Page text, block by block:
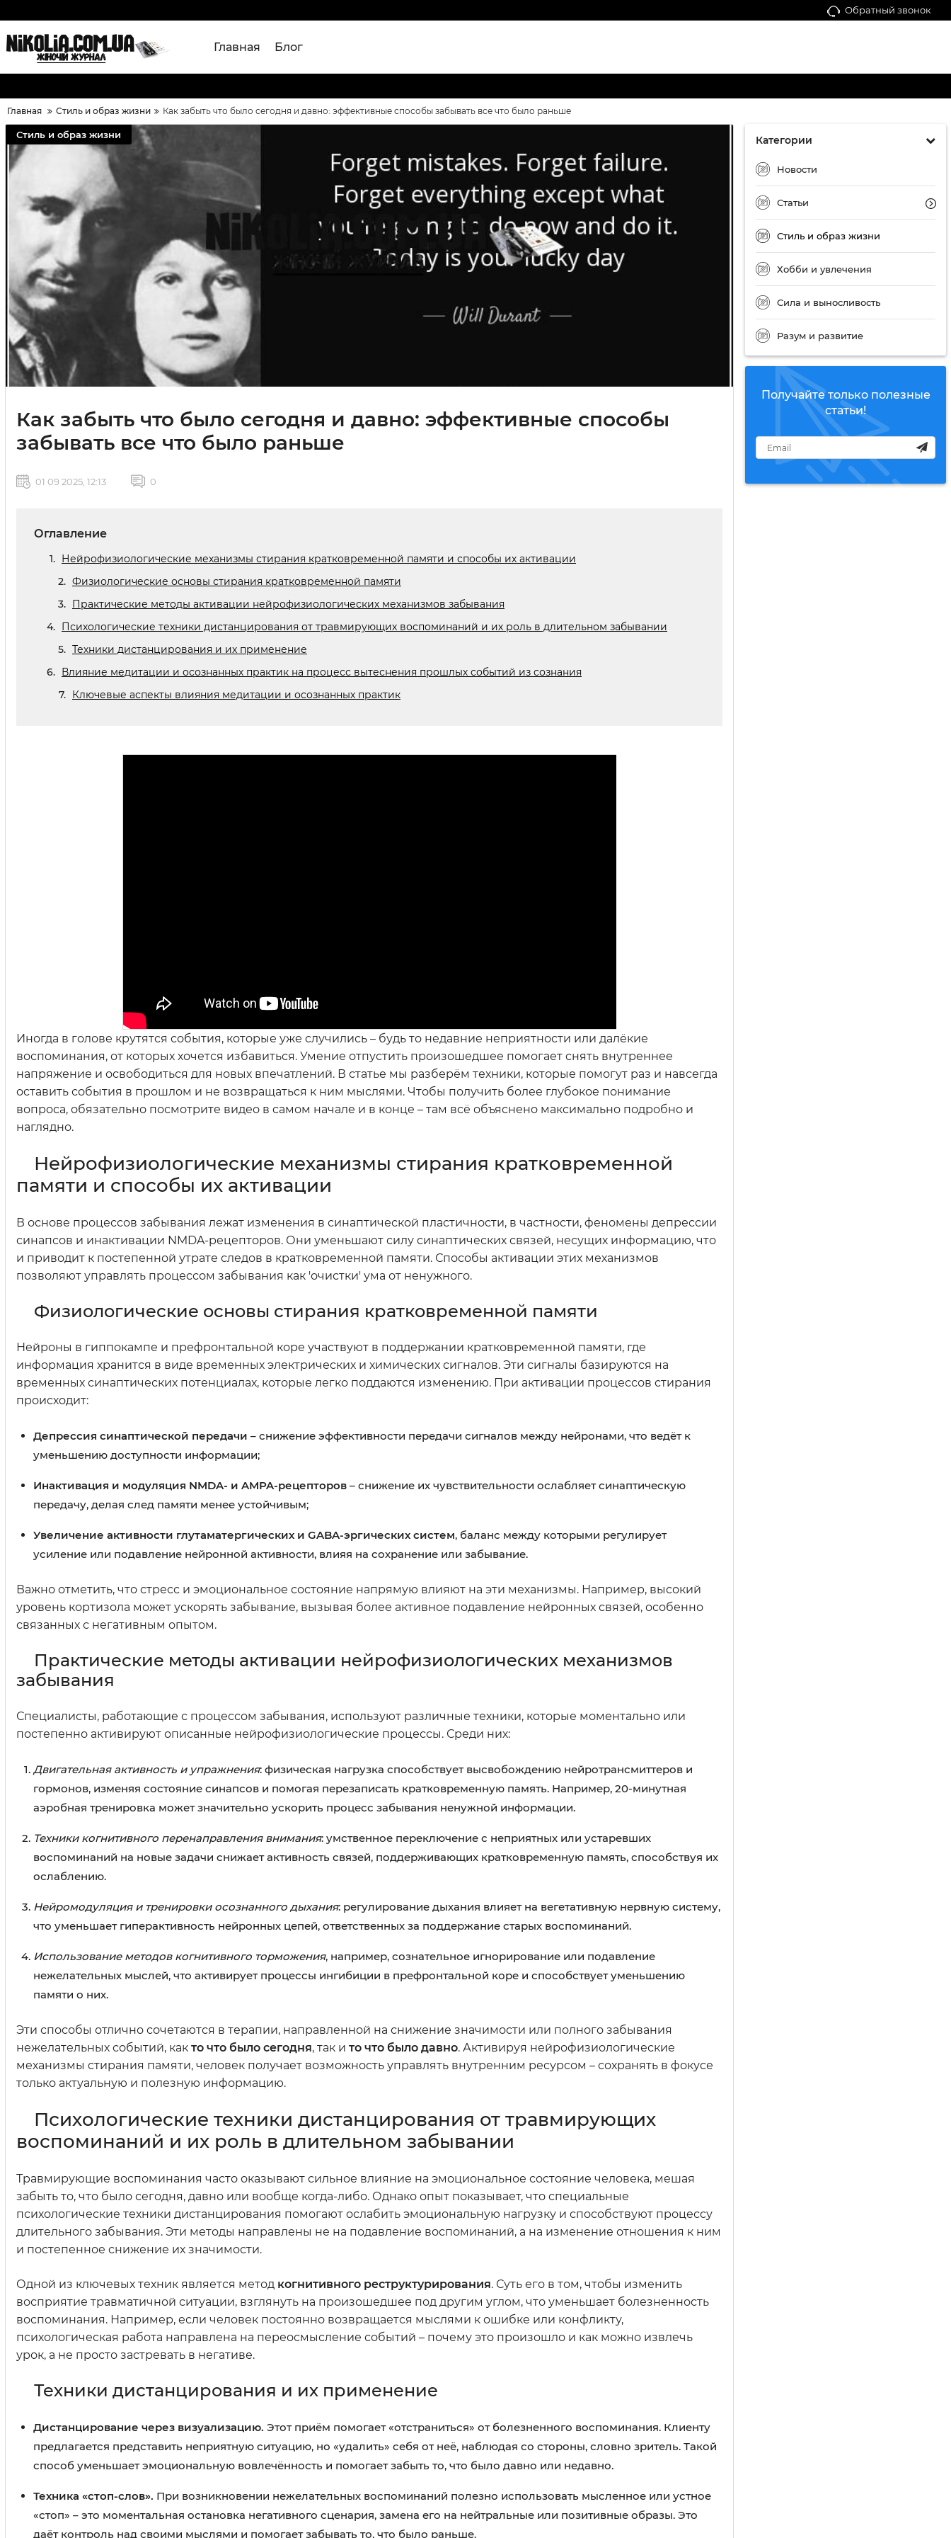
Обратный звонок
Главная Блог
Главная Стиль и образ жизни Как забыть что было сегодня и давно: эффективные способы забывать все что было раньше
Категории
Новости
Статьи
Стиль и образ жизни
Хобби и увлечения
Сила и выносливость
Разум и развитие
Получайте только полезные
статьи!
Стиль и образ жизни
Как забыть что было сегодня и давно: эффективные способы
забывать все что было раньше
01 09 2025, 12:13 0
Оглавление
Нейрофизиологические механизмы стирания кратковременной памяти и способы их активации
Физиологические основы стирания кратковременной памяти
Практические методы активации нейрофизиологических механизмов забывания
Психологические техники дистанцирования от травмирующих воспоминаний и их роль в длительном забывании
Техники дистанцирования и их применение
Влияние медитации и осознанных практик на процесс вытеснения прошлых событий из сознания
Ключевые аспекты влияния медитации и осознанных практик
Иногда в голове крутятся события, которые уже случились – будь то недавние неприятности или далёкие
воспоминания, от которых хочется избавиться. Умение отпустить произошедшее помогает снять внутреннее
напряжение и освободиться для новых впечатлений. В статье мы разберём техники, которые помогут раз и навсегда
оставить события в прошлом и не возвращаться к ним мыслями. Чтобы получить более глубокое понимание
вопроса, обязательно посмотрите видео в самом начале и в конце – там всё объяснено максимально подробно и
наглядно.
Нейрофизиологические механизмы стирания кратковременной
памяти и способы их активации
В основе процессов забывания лежат изменения в синаптической пластичности, в частности, феномены депрессии
синапсов и инактивации NMDA-рецепторов. Они уменьшают силу синаптических связей, несущих информацию, что
и приводит к постепенной утрате следов в кратковременной памяти. Способы активации этих механизмов
позволяют управлять процессом забывания как 'очистки' ума от ненужного.
Физиологические основы стирания кратковременной памяти
Нейроны в гиппокампе и префронтальной коре участвуют в поддержании кратковременной памяти, где
информация хранится в виде временных электрических и химических сигналов. Эти сигналы базируются на
временных синаптических потенциалах, которые легко поддаются изменению. При активации процессов стирания
происходит:
Депрессия синаптической передачи – снижение эффективности передачи сигналов между нейронами, что ведёт к
уменьшению доступности информации;
Инактивация и модуляция NMDA- и AMPA-рецепторов – снижение их чувствительности ослабляет синаптическую
передачу, делая след памяти менее устойчивым;
Увеличение активности глутаматергических и GABA-эргических систем, баланс между которыми регулирует
усиление или подавление нейронной активности, влияя на сохранение или забывание.
Важно отметить, что стресс и эмоциональное состояние напрямую влияют на эти механизмы. Например, высокий
уровень кортизола может ускорять забывание, вызывая более активное подавление нейронных связей, особенно
связанных с негативным опытом.
Практические методы активации нейрофизиологических механизмов
забывания
Специалисты, работающие с процессом забывания, используют различные техники, которые моментально или
постепенно активируют описанные нейрофизиологические процессы. Среди них:
Двигательная активность и упражнения: физическая нагрузка способствует высвобождению нейротрансмиттеров и
гормонов, изменяя состояние синапсов и помогая перезаписать кратковременную память. Например, 20-минутная
аэробная тренировка может значительно ускорить процесс забывания ненужной информации.
Техники когнитивного перенаправления внимания: умственное переключение с неприятных или устаревших
воспоминаний на новые задачи снижает активность связей, поддерживающих кратковременную память, способствуя их
ослаблению.
Нейромодуляция и тренировки осознанного дыхания: регулирование дыхания влияет на вегетативную нервную систему,
что уменьшает гиперактивность нейронных цепей, ответственных за поддержание старых воспоминаний.
Использование методов когнитивного торможения, например, сознательное игнорирование или подавление
нежелательных мыслей, что активирует процессы ингибиции в префронтальной коре и способствует уменьшению
памяти о них.
Эти способы отлично сочетаются в терапии, направленной на снижение значимости или полного забывания
нежелательных событий, как то что было сегодня, так и то что было давно. Активируя нейрофизиологические
механизмы стирания памяти, человек получает возможность управлять внутренним ресурсом – сохранять в фокусе
только актуальную и полезную информацию.
Психологические техники дистанцирования от травмирующих
воспоминаний и их роль в длительном забывании
Травмирующие воспоминания часто оказывают сильное влияние на эмоциональное состояние человека, мешая
забыть то, что было сегодня, давно или вообще когда-либо. Однако опыт показывает, что специальные
психологические техники дистанцирования помогают ослабить эмоциональную нагрузку и способствуют процессу
длительного забывания. Эти методы направлены не на подавление воспоминаний, а на изменение отношения к ним
и постепенное снижение их значимости.
Одной из ключевых техник является метод когнитивного реструктурирования. Суть его в том, чтобы изменить
восприятие травматичной ситуации, взглянуть на произошедшее под другим углом, что уменьшает болезненность
воспоминания. Например, если человек постоянно возвращается мыслями к ошибке или конфликту,
психологическая работа направлена на переосмысление событий – почему это произошло и как можно извлечь
урок, а не просто застревать в негативе.
Техники дистанцирования и их применение
Дистанцирование через визуализацию. Этот приём помогает «отстраниться» от болезненного воспоминания. Клиенту
предлагается представить неприятную ситуацию, но «удалить» себя от неё, наблюдая со стороны, словно зритель. Такой
способ уменьшает эмоциональную вовлечённость и помогает забыть то, что было давно или недавно.
Техника «стоп-слов». При возникновении нежелательных воспоминаний полезно использовать мысленное или устное
«стоп» – это моментальная остановка негативного сценария, замена его на нейтральные или позитивные образы. Это
даёт контроль над своими мыслями и помогает забывать то, что было раньше.